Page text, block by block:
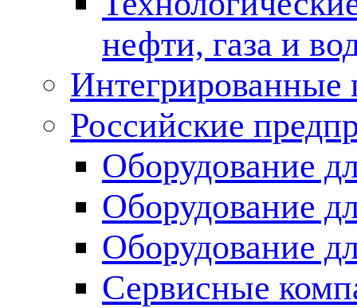
нефти, газа и
Российские
Оборудование
Оборудование
Оборудование
Сервисные